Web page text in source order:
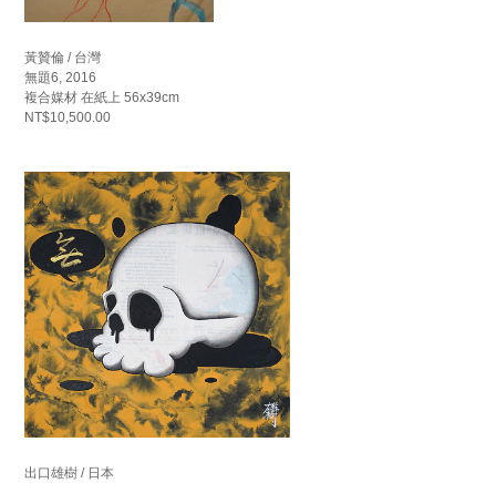
黃贊倫 / 台灣
無題6, 2016
複合媒材 在紙上 56x39cm
NT$10,500.00
出口雄樹 / 日本